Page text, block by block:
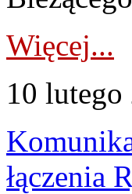
Więcej...
10
łączenia